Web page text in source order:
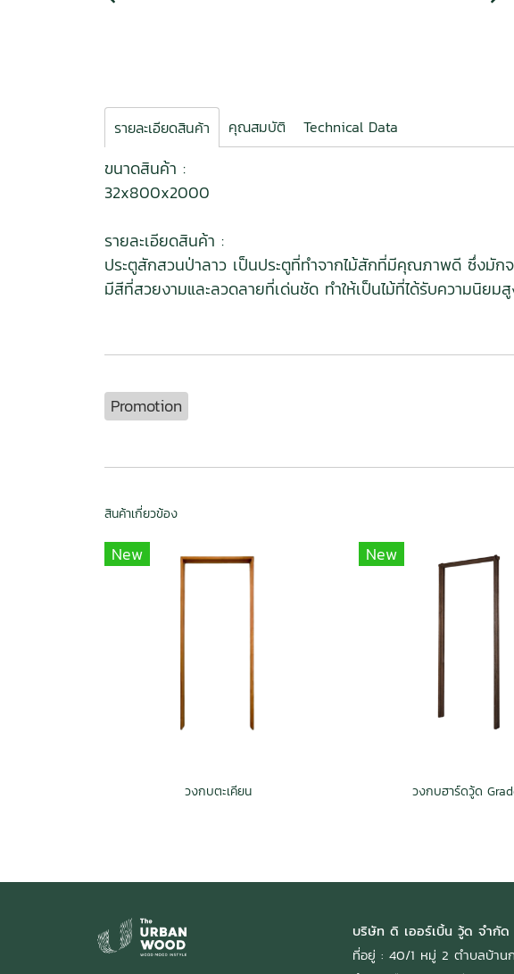
รายละเอียดสินค้า คุณสมบัติ Technical Data
ขนาดสินค้า :
32x800x2000
รายละเอียดสินค้า :
ประตูสักสวนป่าลาว เป็นประตูที่ทำจากไม้สักที่มีคุณภาพดี ซึ่งมักจ
มีสีที่สวยงามและลวดลายที่เด่นชัด ทำให้เป็นไม้ที่ได้รับความนิยม
Promotion
สินค้าเกี่ยวข้อง
New
วงกบตะเคียน
New
วงกบฮาร์ดวู้ด
บริษัท ดิ เออร์เบิ้น วู้ด จำกัด
ที่อยู่ : 40/1 หมู่ 2 ตำบลบ้าน